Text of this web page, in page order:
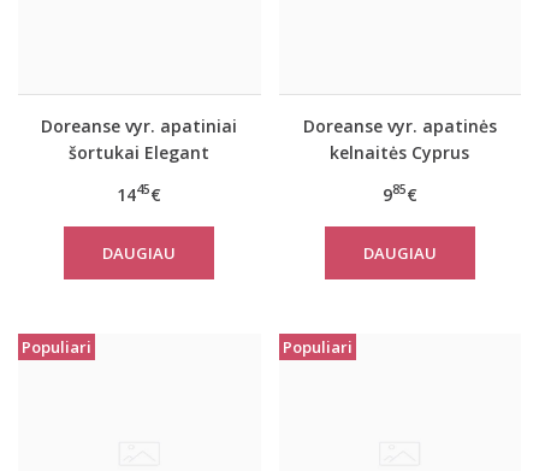
Doreanse vyr. apatiniai
šortukai Elegant
1445€
DAUGIAU
Doreanse vyr. apatinės
kelnaitės Cyprus
985€
DAUGIAU
Populiari Populiari